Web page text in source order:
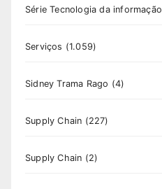
Série Tecnologia da informação
Serviços (1.059)
Sidney Trama Rago (4)
Supply Chain (227)
Supply Chain (2)